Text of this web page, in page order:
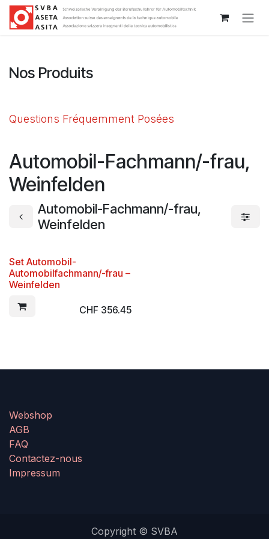
Se rendre au contenu
Nos Produits
Questions Fréquemment Posées
Automobil-Fachmann/-frau,
Weinfelden
Automobil-Fachmann/-frau,
Weinfelden
Set Automobil-
Automobilfachmann/-frau –
Weinfelden
CHF 356.45
Webshop
AGB
FAQ
Contactez-nous
Impressum
Copyright © SVBA